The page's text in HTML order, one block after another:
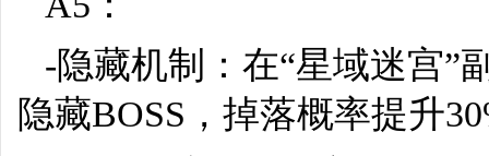
-隐藏机制：在“星域迷宫”
隐藏BOSS，掉落概率提升